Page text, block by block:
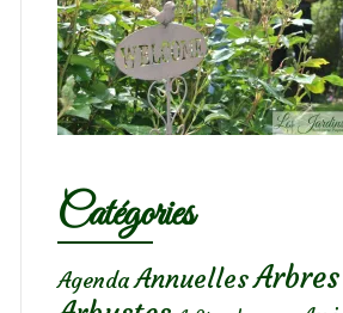
Catégories
Agenda Annuelles